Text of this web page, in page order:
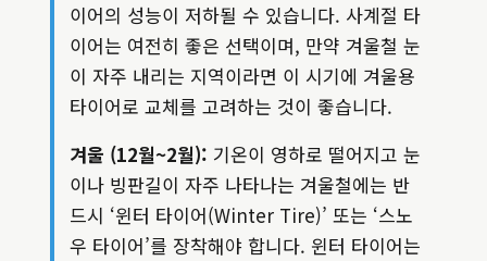
이어의 성능이 저하될 수 있습니다. 사계절 타
이어는 여전히 좋은 선택이며, 만약 겨울철 눈
이 자주 내리는 지역이라면 이 시기에 겨울용
타이어로 교체를 고려하는 것이 좋습니다.
겨울 (12월~2월): 기온이 영하로 떨어지고 눈
이나 빙판길이 자주 나타나는 겨울철에는 반
드시 ‘윈터 타이어(Winter Tire)’ 또는 ‘스노
우 타이어’를 장착해야 합니다. 윈터 타이어는